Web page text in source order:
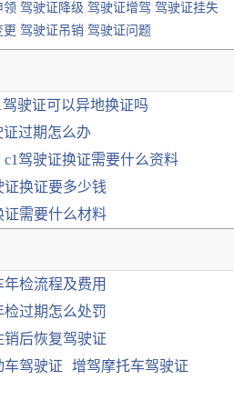
领 驾驶证降级 驾驶证增驾 驾驶证挂失
更 驾驶证吊销 驾驶证问题
驾驶证可以异地换证吗
证过期怎么办
c1驾驶证换证需要什么资料
证换证要多少钱
证需要什么材料
年检流程及费用
检过期怎么处罚
销后恢复驾驶证
车驾驶证
增驾摩托车驾驶证